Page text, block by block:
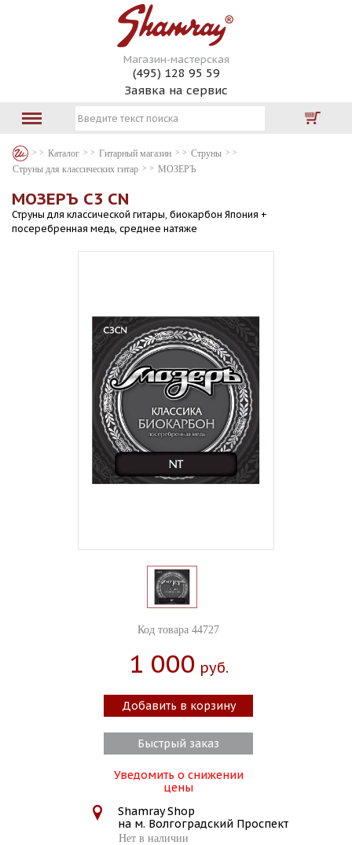
Магазин-мастерская
(495) 128 95 59
Заявка на сервис
Каталог Гитарный магазин
Струны
Струны для классических гитар
МОЗЕРЪ
МОЗЕРЪ C3 CN
Струны для классической гитары, биокарбон Япония +
посеребренная медь, среднее натяже
Код товара 44727
1 000 Руб.
Добавить в корзину
Быстрый заказ
Уведомить о снижении
цены
Shamray Shop
на м. Волгоградский Проспект
Нет в наличии